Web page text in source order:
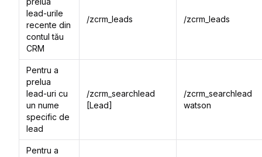
lead-urile
recente din
contul tău
CRM
/zcrm_leads /zcrm_leads
Pentru a
prelua
lead-uri cu
un nume
specific de
lead
/zcrm_searchlead
[Lead]
/zcrm_searchlead
watson
Pentru a